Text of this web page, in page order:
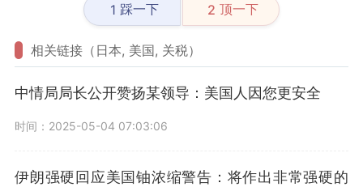
1 踩一下 2 顶一下
相关链接（日本, 美国, 关税）
中情局局长公开赞扬某领导：美国人因您更安全
时间：2025-05-04 07:03:06
伊朗强硬回应美国铀浓缩警告：将作出非常强硬的